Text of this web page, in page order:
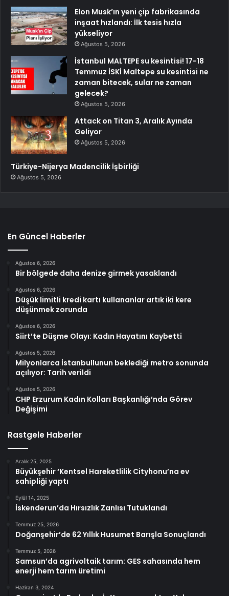
Elon Musk’ın yeni çip fabrikasında
inşaat hızlandı: İlk tesis hızla
yükseliyor
Ağustos 5, 2026
İstanbul MALTEPE su kesintisi! 17-18
Temmuz İSKİ Maltepe su kesintisi ne
zaman bitecek, sular ne zaman
gelecek?
Ağustos 5, 2026
Attack on Titan 3, Aralık Ayında
Geliyor
Ağustos 5, 2026
Türkiye-Nijerya Madencilik İşbirliği
Ağustos 5, 2026
En Güncel Haberler
Ağustos 6, 2026
Bir bölgede daha denize girmek yasaklandı
Ağustos 6, 2026
Düşük limitli kredi kartı kullananlar artık iki kere
düşünmek zorunda
Ağustos 6, 2026
Siirt’te Düşme Olayı: Kadın Hayatını Kaybetti
Ağustos 5, 2026
Milyonlarca İstanbullunun beklediği metro sonunda
açılıyor: Tarih verildi
Ağustos 5, 2026
CHP Erzurum Kadın Kolları Başkanlığı’nda Görev
Değişimi
Rastgele Haberler
Aralık 25, 2025
Büyükşehir ‘Kentsel Hareketlilik Cityhonu’na ev
sahipliği yaptı
Eylül 14, 2025
İskenderun’da Hırsızlık Zanlısı Tutuklandı
Temmuz 25, 2026
Doğanşehir’de 62 Yıllık Husumet Barışla Sonuçlandı
Temmuz 5, 2026
Samsun’da agrivoltaik tarım: GES sahasında hem
enerji hem tarım üretimi
Haziran 3, 2024